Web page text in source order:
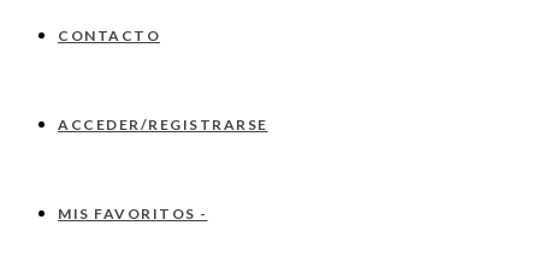
CONTACTO
ACCEDER/REGISTRARSE
MIS FAVORITOS -